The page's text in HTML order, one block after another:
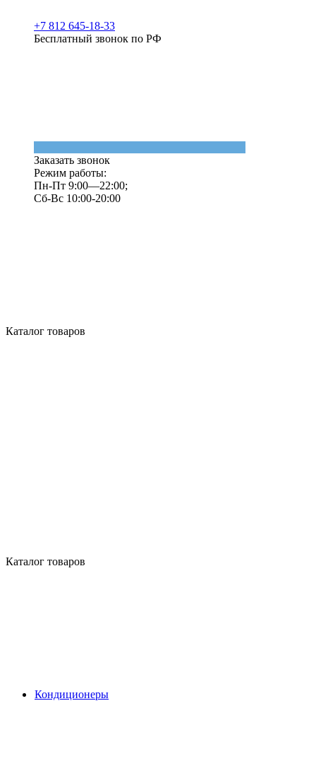
+7 812 645-18-33
Бесплатный звонок по РФ
Заказать звонок
Режим работы:
Пн-Пт 9:00—22:00;
Сб-Вс 10:00-20:00
Каталог товаров
Каталог товаров
Кондиционеры